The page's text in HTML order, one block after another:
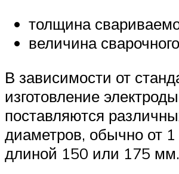
толщина
величина
В зависимости от
изготовление электроды
поставляются
диаметров, обычно от
длиной 150 или 175 мм.